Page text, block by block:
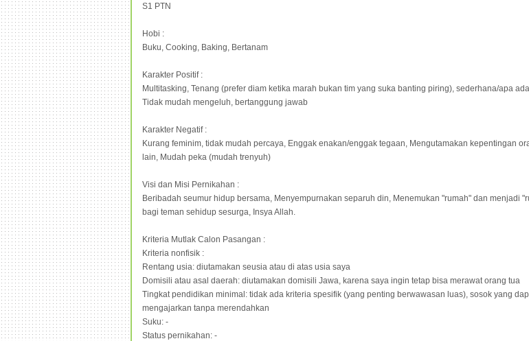
S1 PTN
Hobi :
Buku, Cooking, Baking, Bertanam
Karakter Positif :
Multitasking, Tenang (prefer diam ketika marah bukan tim yang suka banting piring), sederhana/apa
Tidak mudah mengeluh, bertanggung jawab
Karakter Negatif :
Kurang feminim, tidak mudah percaya, Enggak enakan/enggak tegaan, Mengutamakan kepentingan
lain, Mudah peka (mudah trenyuh)
Visi dan Misi Pernikahan :
Beribadah seumur hidup bersama, Menyempurnakan separuh din, Menemukan "rumah" dan menjadi
bagi teman sehidup sesurga, Insya Allah.
Kriteria Mutlak Calon Pasangan :
Kriteria nonfisik :
Rentang usia: diutamakan seusia atau di atas usia saya
Domisili atau asal daerah: diutamakan domisili Jawa, karena saya ingin tetap bisa merawat orang tua
Tingkat pendidikan minimal: tidak ada kriteria spesifik (yang penting berwawasan luas), sosok yang
mengajarkan tanpa merendahkan
Suku: -
Status pernikahan: -